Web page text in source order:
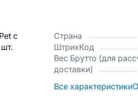
Страна
ШтрихКод
Вес Брутто (для
доставки)
Все характеристики